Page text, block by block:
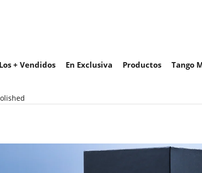
Los + Vendidos En Exclusiva Productos Tango